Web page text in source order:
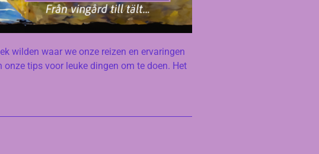
wilden waar we onze reizen en ervaringen
tips voor leuke dingen om te doen. Het